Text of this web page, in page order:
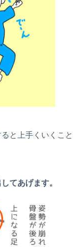
と上手くいくこと
てあげます。